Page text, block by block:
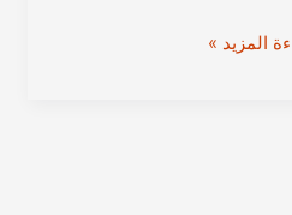
المزيد »